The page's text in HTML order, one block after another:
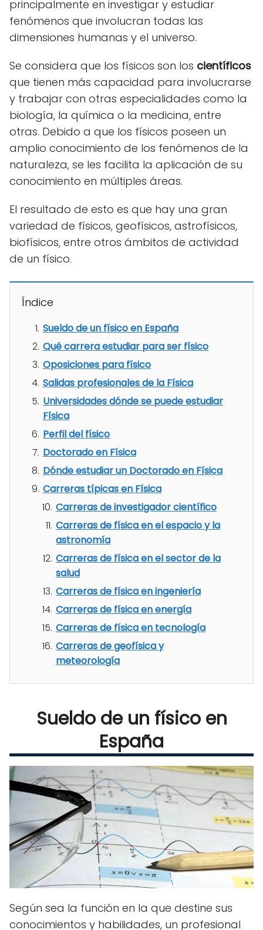
principalmente en investigar y estudiar
fenómenos que involucran todas las
dimensiones humanas y el universo.
Se considera que los físicos son los científicos
que tienen más capacidad para involucrarse
y trabajar con otras especialidades como la
biología, la química o la medicina, entre
otras. Debido a que los físicos poseen un
amplio conocimiento de los fenómenos de la
naturaleza, se les facilita la aplicación de su
conocimiento en múltiples áreas.
El resultado de esto es que hay una gran
variedad de físicos, geofísicos, astrofísicos,
biofísicos, entre otros ámbitos de actividad
de un físico.
Índice
Sueldo de un físico en España
Qué carrera estudiar para ser físico
Oposiciones para físico
Salidas profesionales de la Física
Universidades dónde se puede estudiar
Física
Perfil del físico
Doctorado en Física
Dónde estudiar un Doctorado en Física
Carreras típicas en Física
Carreras de investigador científico
Carreras de física en el espacio y la
astronomía
Carreras de física en el sector de la
salud
Carreras de física en ingeniería
Carreras de física en energía
Carreras de física en tecnología
Carreras de geofísica y
meteorología
Sueldo de un físico en
España
Según sea la función en la que destine sus
conocimientos y habilidades, un profesional